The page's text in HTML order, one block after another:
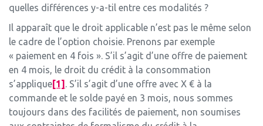
quelles différences y-a-til entre ces modalités ?
Il apparaît que le droit applicable n’est pas le même selon
le cadre de l’option choisie. Prenons par exemple
« paiement en 4 fois ». S’il s’agit d’une offre de paiement
en 4 mois, le droit du crédit à la consommation
s’applique[1] . S’il s’agit d’une offre avec X € à la
commande et le solde payé en 3 mois, nous sommes
toujours dans des facilités de paiement, non soumises